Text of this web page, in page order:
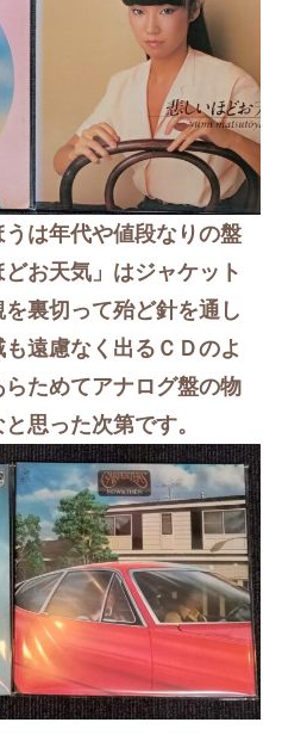
うは年代や値段なりの盤
どお天気」はジャケット
裏切って殆ど針を通し
遠慮なく出るＣＤのよ
ためてアナログ盤の物
思った次第です。